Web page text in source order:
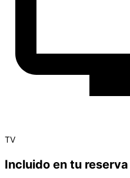
TV
Incluido en tu reserva